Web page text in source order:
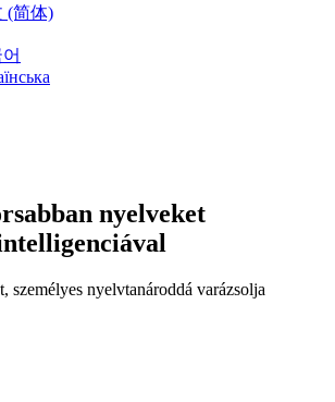
(简体)
nyelveket
személyes nyelvtanároddá varázsolja